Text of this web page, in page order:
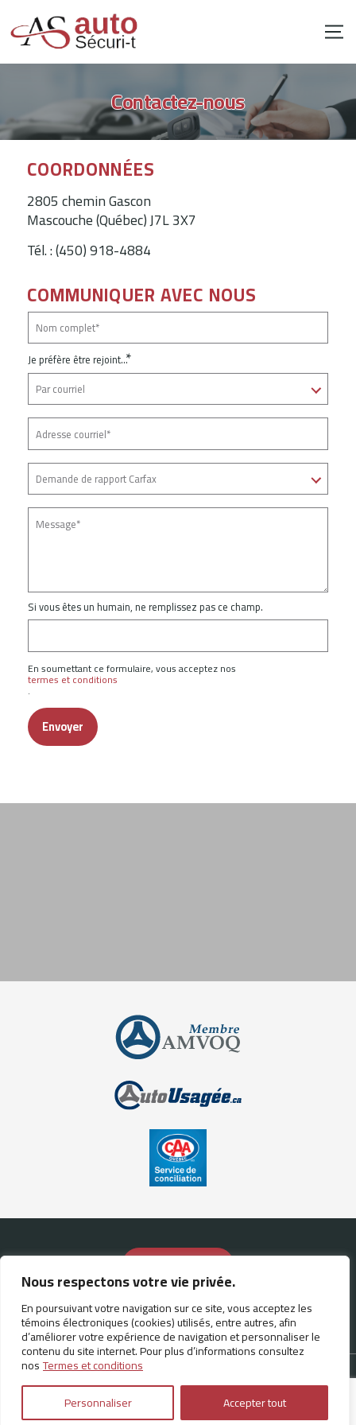
Nous respectons votre vie privée.
En poursuivant votre navigation sur ce site, vous acceptez les
témoins électroniques (cookies) utilisés, entre autres, afin
d’améliorer votre expérience de navigation et personnaliser le
contenu du site internet. Pour plus d’informations consultez
nosTermes et conditions
Personnaliser
Accepter tout
Contactez-nous
COORDONNÉES
2805 chemin Gascon
Mascouche (Québec)J7L 3X7
Tél. :(450) 918-4884
COMMUNIQUER AVEC NOUS
Je préfère être rejoint...*
Si vous êtes un humain, ne remplissez pas ce champ.
En soumettant ce formulaire, vous acceptez nos
termes et conditions
.
Envoyer
(450) 918-4884
Termes et conditions| © Tous droits réservés 2026
des marchands de véhicules d'occasion du QuébecAMVOQ ne se
tient pas responsable du contenu, de la publicité et des
informations apparaissant sur ce site.